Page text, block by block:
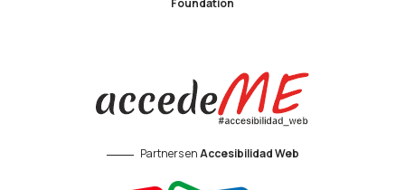
Foundation
Partners enAccesibilidad Web